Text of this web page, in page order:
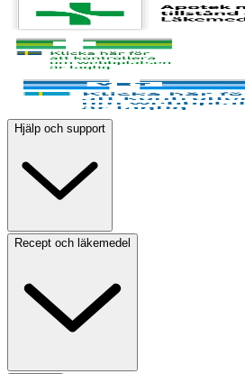
Hjälp och support
Recept och läkemedel